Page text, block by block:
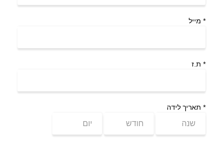
* מייל
* ת.ז
* תאריך לידה